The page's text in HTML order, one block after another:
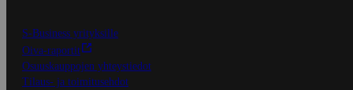
S-Business yrityksille
Oiva-raportit
Osuuskauppojen yhteystiedot
Tilaus- ja toimitusehdot